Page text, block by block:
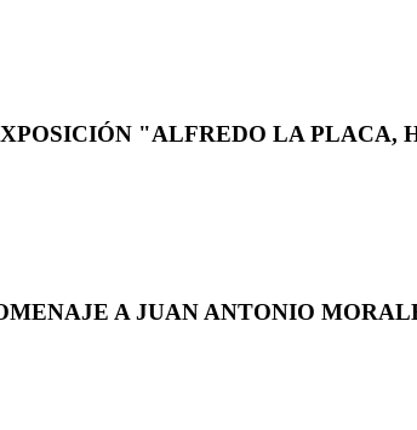
"ALFREDO LA PLACA,
A JUAN ANTONIO